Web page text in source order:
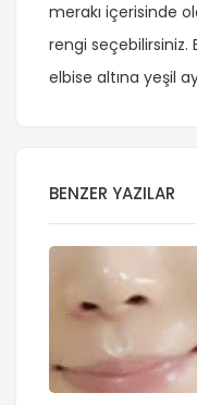
merakı içerisinde
rengi seçebilirsiniz.
elbise altına yeşil
BENZER YAZILAR